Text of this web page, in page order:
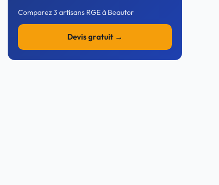
Comparez 3 artisans RGE à Beautor
Devis gratuit →